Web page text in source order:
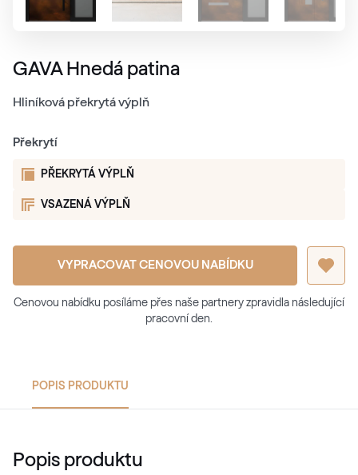
GAVA Hnedá patina
Hliníková překrytá výplň
Překrytí
PŘEKRYTÁ VÝPLŇ
VSAZENÁ VÝPLŇ
VYPRACOVAT CENOVOU NABÍDKU
Cenovou nabídku posíláme přes naše partnery zpravidla následující
pracovní den.
POPIS PRODUKTU
Popis produktu